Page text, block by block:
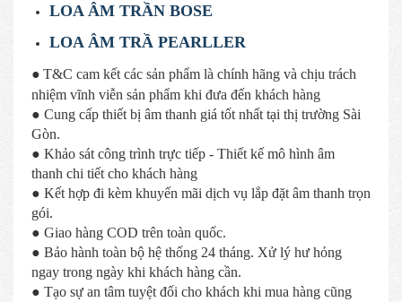
LOA ÂM TRẦN BOSE
LOA ÂM TRẦ PEARLLER
● T&C cam kết các sản phẩm là chính hãng và chịu trách
nhiệm vĩnh viễn sản phẩm khi đưa đến khách hàng
● Cung cấp thiết bị âm thanh giá tốt nhất tại thị trường Sài
Gòn.
● Khảo sát công trình trực tiếp - Thiết kế mô hình âm
thanh chi tiết cho khách hàng
● Kết hợp đi kèm khuyến mãi dịch vụ lắp đặt âm thanh trọn
gói.
● Giao hàng COD trên toàn quốc.
● Bảo hành toàn bộ hệ thống 24 tháng. Xử lý hư hỏng
ngay trong ngày khi khách hàng cần.
● Tạo sự an tâm tuyệt đối cho khách khi mua hàng cũng